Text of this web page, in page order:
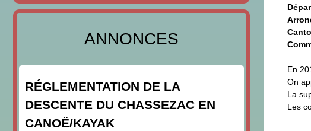
En
On
La
Les
ANNONCES
RÉGLEMENTATION DE LA
DESCENTE DU CHASSEZAC EN
CANOË/KAYAK